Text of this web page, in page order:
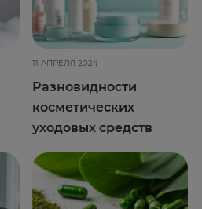
11 АПРЕЛЯ 2024
Разновидности
косметических
уходовых средств